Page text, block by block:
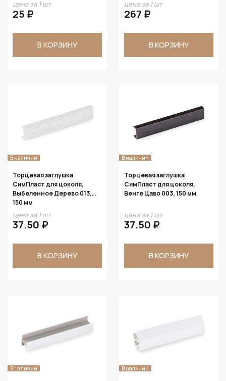
цена за 1 шт
25 ₽
В КОРЗИНУ
цена за 1 шт
267 ₽
В КОРЗИНУ
В наличии
Торцевая заглушка
СимПласт для цоколя,
Выбеленное Дерево 013,
150 мм
цена за 1 шт
37.50 ₽
В КОРЗИНУ
В наличии
Торцевая заглушка
СимПласт для цоколя,
Венге Цаво 003, 150 мм
цена за 1 шт
37.50 ₽
В КОРЗИНУ
В наличии В наличии